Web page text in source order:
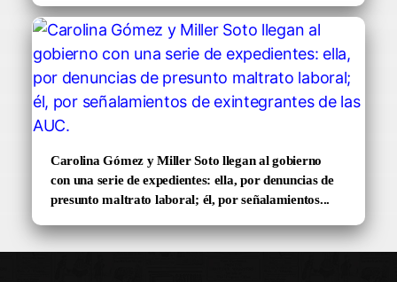
Carolina Gómez y Miller Soto llegan al gobierno
con una serie de expedientes: ella, por denuncias de
presunto maltrato laboral; él, por señalamientos...